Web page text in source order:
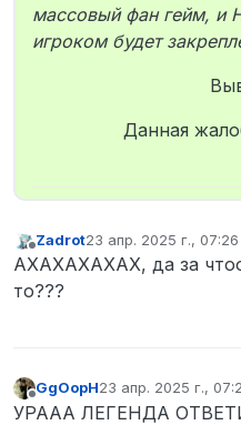
массовый фан гейм, и
игроком будет
Данная
Не в сети
Zadrot23 апр. 2025 г., 07:26
отредактировано
АХАХАХАХАХ, да за
то???
Не в сети
GgOopH23 апр. 2025 г.,
отредактировано
УРААА ЛЕГЕНДА